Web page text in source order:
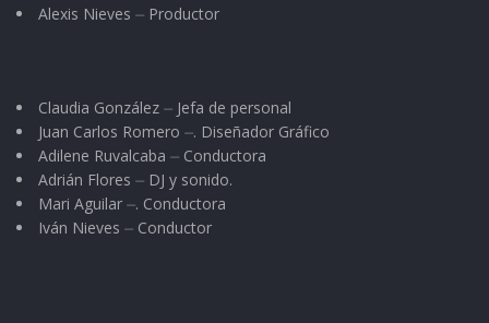
Alexis Nieves ⏤ Productor
Claudia González ⏤ Jefa de personal
Juan Carlos Romero ⏤. Diseñador Gráfico
Adilene Ruvalcaba ⏤ Conductora
Adrián Flores ⏤ DJ y sonido.
Mari Aguilar ⏤. Conductora
Iván Nieves ⏤ Conductor